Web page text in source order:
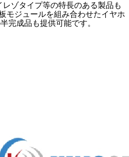
レゾタイプ等の特長のある製品も
モジュールを組み合わせたイヤホ
完成品も提供可能です。